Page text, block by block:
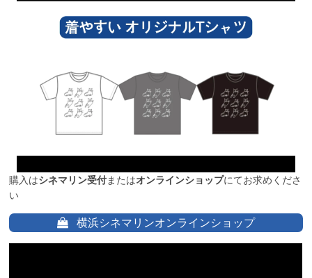
購入はシネマリン受付またはオンラインショップにてお求めくださ
い
横浜シネマリンオンラインショップ